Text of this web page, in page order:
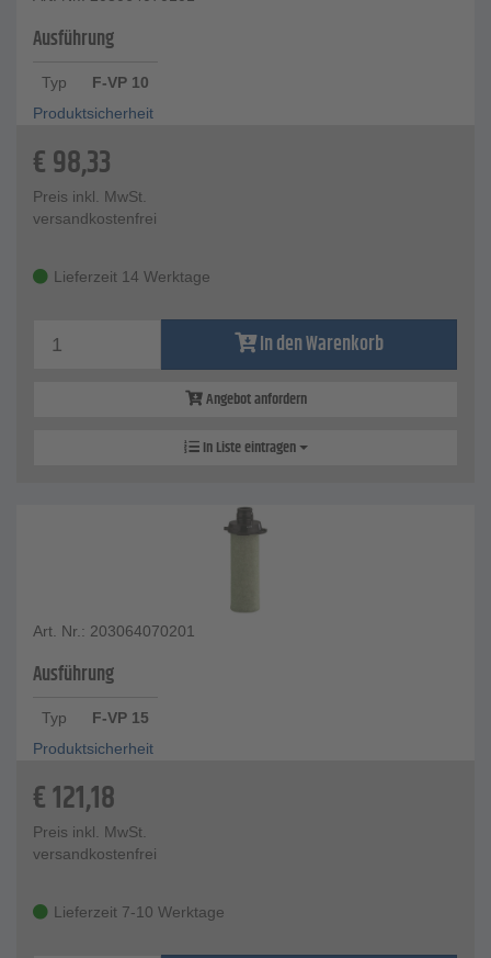
Ausführung
Typ
F-VP 10
Produktsicherheit
€98,33
Preis inkl. MwSt.
versandkostenfrei
Lieferzeit 14 Werktage
In den Warenkorb
Angebot anfordern
In Liste eintragen
Art. Nr.: 203064070201
Ausführung
Typ
F-VP 15
Produktsicherheit
€121,18
Preis inkl. MwSt.
versandkostenfrei
Lieferzeit 7-10 Werktage